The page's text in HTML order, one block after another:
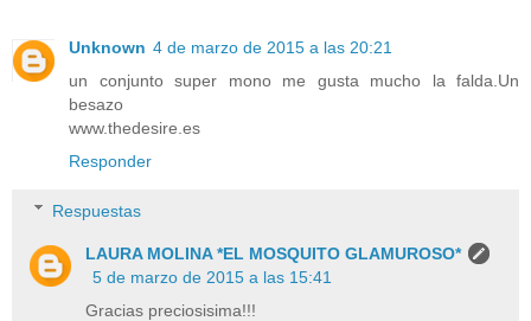
Unknown 4 de marzo de 2015 a las 20:21
un conjunto super mono me gusta mucho la falda.Un
besazo
www.thedesire.es
Responder
Respuestas
LAURA MOLINA *EL MOSQUITO GLAMUROSO*
5 de marzo de 2015 a las 15:41
Gracias preciosisima!!!